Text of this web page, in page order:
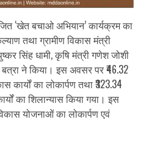
‘खेत बचाओ अभियान’ कार्यक्रम का
तथा ग्रामीण विकास मंत्री
सिंह धामी, कृषि मंत्री गणेश जोशी
ने किया। इस अवसर पर ₹46.32
कार्यों का लोकार्पण तथा ₹323.34
का शिलान्यास किया गया। इस
योजनाओं का लोकार्पण एवं